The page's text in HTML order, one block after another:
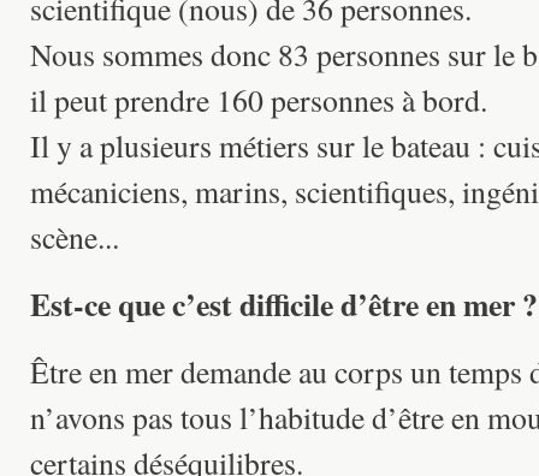
scientifique (nous) de 36 personnes.
Nous sommes donc 83 personnes sur le
il peut prendre 160 personnes à bord.
Il y a plusieurs métiers sur le bateau :
mécaniciens, marins, scientifiques,
scène...
Est-ce que c’est difficile d’être en mer ?
Être en mer demande au corps un temps
n’avons pas tous l’habitude d’être en
certains déséquilibres.